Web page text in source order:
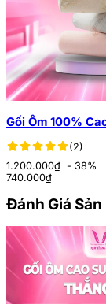
Gối Ôm 100%
(2)
1.200.000₫ - 38%
740.000₫
Đánh Giá Sản